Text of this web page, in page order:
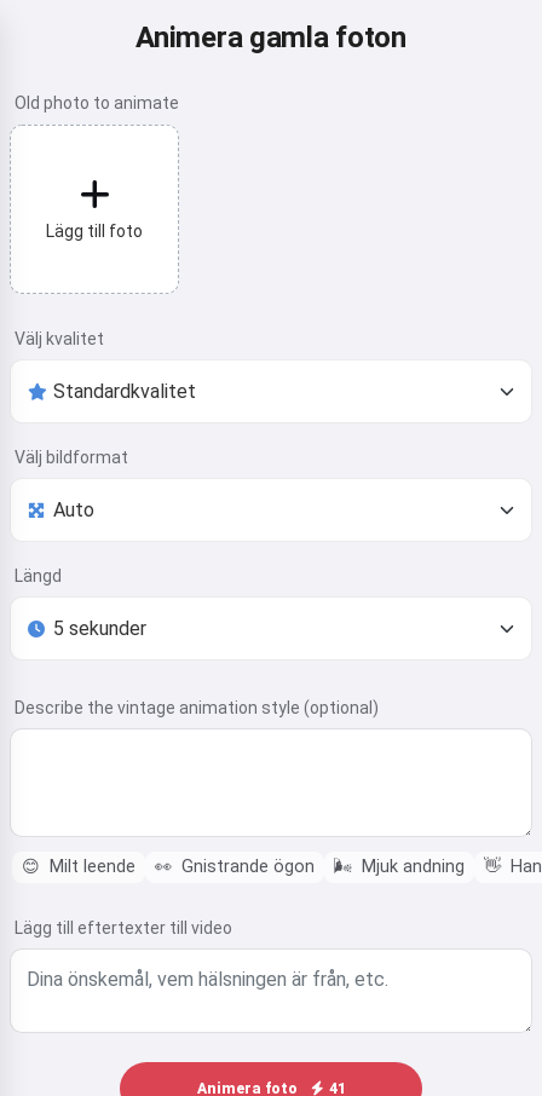
Animera gamla foton
Old photo to animate
Lägg till foto
Välj kvalitet
Välj bildformat
Längd
Describe the vintage animation style (optional)
😊 Milt leende 👀 Gnistrande ögon 🌬️ Mjuk andning 👋
Lägg till eftertexter till video
Animera foto 41